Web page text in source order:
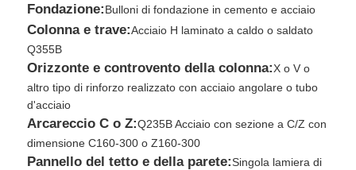
Fondazione:Bulloni di fondazione in cemento e acciaio
Colonna e trave:Acciaio H laminato a caldo o saldato
Q355B
Orizzonte e controvento della colonna:X o V o
altro tipo di rinforzo realizzato con acciaio angolare o tubo
d'acciaio
Arcareccio C o Z:Q235B Acciaio con sezione a C/Z con
dimensione C160-300 o Z160-300
Pannello del tetto e della parete:Singola lamiera di